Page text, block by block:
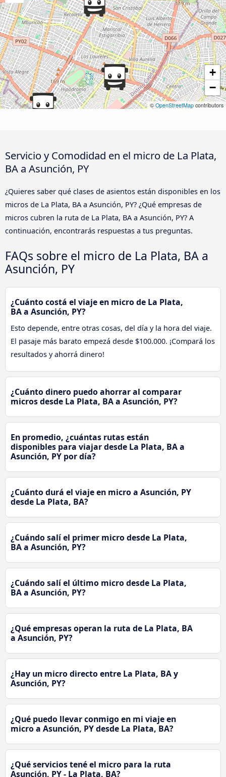
+
−
©OpenStreetMapcontributors
Servicio y Comodidad en el micro de La Plata,
BA a Asunción, PY
¿Quieres saber qué clases de asientos están disponibles en los
micros de La Plata, BA a Asunción, PY? ¿Qué empresas de
micros cubren la ruta de La Plata, BA a Asunción, PY? A
continuación, encontrarás respuestas a tus preguntas.
FAQs sobre el micro de La Plata, BA a
Asunción, PY
¿Cuánto costá el viaje en micro de La Plata,
BA a Asunción, PY?
Esto depende, entre otras cosas, del día y la hora del viaje.
El pasaje más barato empezá desde $100.000. ¡Compará los
resultados y ahorrá dinero!
¿Cuánto dinero puedo ahorrar al comparar
micros desde La Plata, BA a Asunción, PY?
En promedio, ¿cuántas rutas están
disponibles para viajar desde La Plata, BA a
Asunción, PY por día?
¿Cuánto durá el viaje en micro a Asunción, PY
desde La Plata, BA?
¿Cuándo salí el primer micro desde La Plata,
BA a Asunción, PY?
¿Cuándo salí el último micro desde La Plata,
BA a Asunción, PY?
¿Qué empresas operan la ruta de La Plata, BA
a Asunción, PY?
¿Hay un micro directo entre La Plata, BA y
Asunción, PY?
¿Qué puedo llevar conmigo en mi viaje en
micro a Asunción, PY desde La Plata, BA?
¿Qué servicios tené el micro para la ruta
Asunción, PY - La Plata, BA?